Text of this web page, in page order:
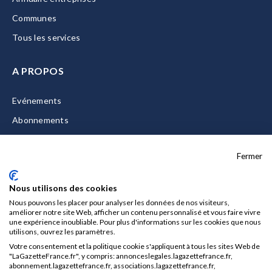
Communes
Tous les services
A PROPOS
Evénements
Abonnements
Nous contacter
Mentions légales
CGU/CGV
Fermer
Nous utilisons des cookies
Nous pouvons les placer pour analyser les données de nos visiteurs,
améliorer notre site Web, afficher un contenu personnalisé et vous faire vivre
une expérience inoubliable. Pour plus d'informations sur les cookies que nous
utilisons, ouvrez les paramètres.
Votre consentement et la politique cookie s'appliquent à tous les sites Web de
"LaGazetteFrance.fr", y compris: annonceslegales.lagazettefrance.fr,
abonnement.lagazettefrance.fr, associations.lagazettefrance.fr,